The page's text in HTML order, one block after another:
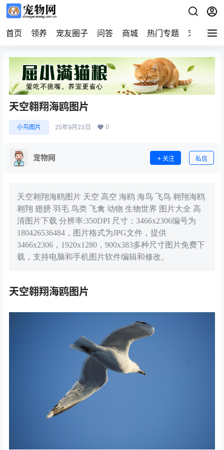
首页 领养 宠友圈子 问答 商城 热门专题 宠物企业
天空翱翔海鸥图片
小鸟图片 25年9月23日 0
宠物网 关注 私信
天空翱翔海鸥图片 天空 高空 海鸥 海鸟 飞鸟 翱翔海鸥
翱翔 翅膀 羽毛 鸟类 飞禽 动物 生物世界 图片大全 高
清图片下载 分辨率:350DPI 尺寸：3466x2306编号为
180426536484，图片格式为JPG文件，提供
3466x2306，1920x1280，900x383多种尺寸图片免费下
载，支持电脑和手机图片软件编辑和修改。
天空翱翔海鸥图片